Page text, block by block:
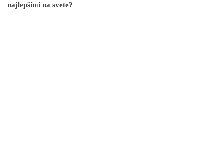
najlepšími na svete?